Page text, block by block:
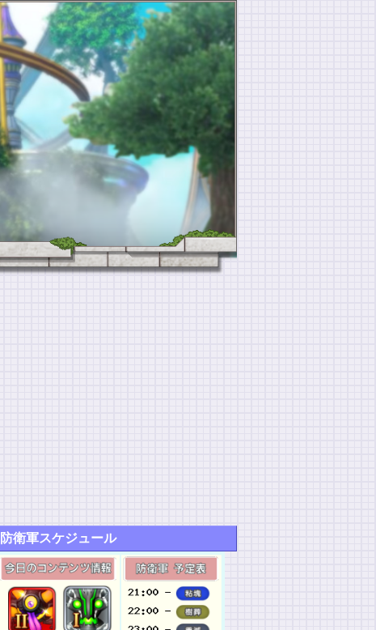
防衛軍スケジュール